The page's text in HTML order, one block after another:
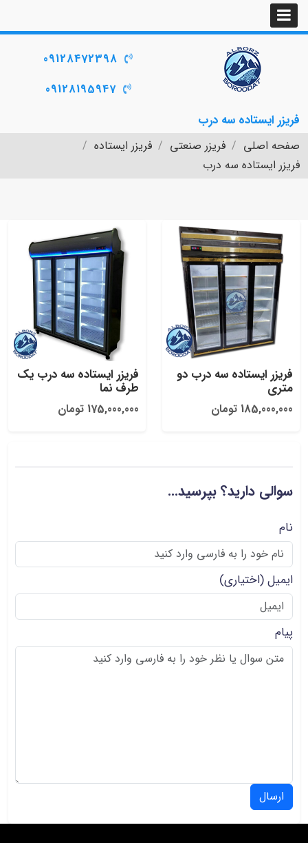
فریزر ایستاده سه درب
09128472398
09128195947
صفحه اصلی فریزر صنعتی
فریزر ایستاده
فریزر ایستاده سه درب
فریزر ایستاده سه درب دو
متری
185,000,000 تومان
فریزر ایستاده سه درب یک
طرف نما
175,000,000 تومان
سوالی دارید؟ بپرسید...
نام
ایمیل(اختیاری)
پیام
ارسال